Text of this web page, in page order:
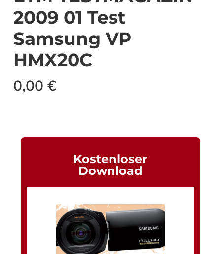
2009 01 Test
Samsung VP
HMX20C
0,00 €
Kostenloser
Download